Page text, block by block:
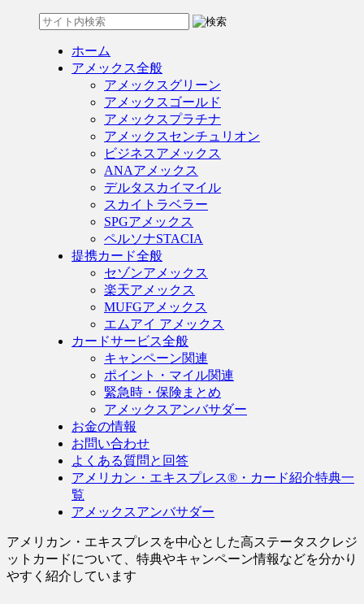
ホーム
アメックス全般
アメックスグリーン
アメックスゴールド
アメックスプラチナ
アメックスセンチュリオン
ビジネスアメックス
ANAアメックス
デルタスカイマイル
スカイトラベラー
SPGアメックス
ペルソナSTACIA
提携カード全般
セゾンアメックス
楽天アメックス
MUFGアメックス
エムアイ アメックス
カードサービス全般
キャンペーン関連
ポイント・マイル関連
緊急時・保険まとめ
アメックスアンバサダー
お金の情報
お問い合わせ
よくある質問と回答
アメリカン・エキスプレス®・カード紹介特典一
覧
アメックスアンバサダー
アメリカン・エキスプレスを中心とした高ステータスクレジ
ットカードについて、特典やキャンペーン情報などを分かり
やすく紹介しています